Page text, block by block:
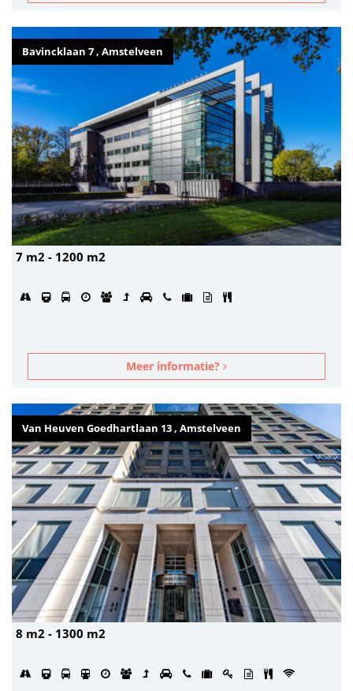
Bavincklaan 7 , Amstelveen
7 m2 - 1200 m2
Meer informatie?
Van Heuven Goedhartlaan 13 , Amstelveen
8 m2 - 1300 m2